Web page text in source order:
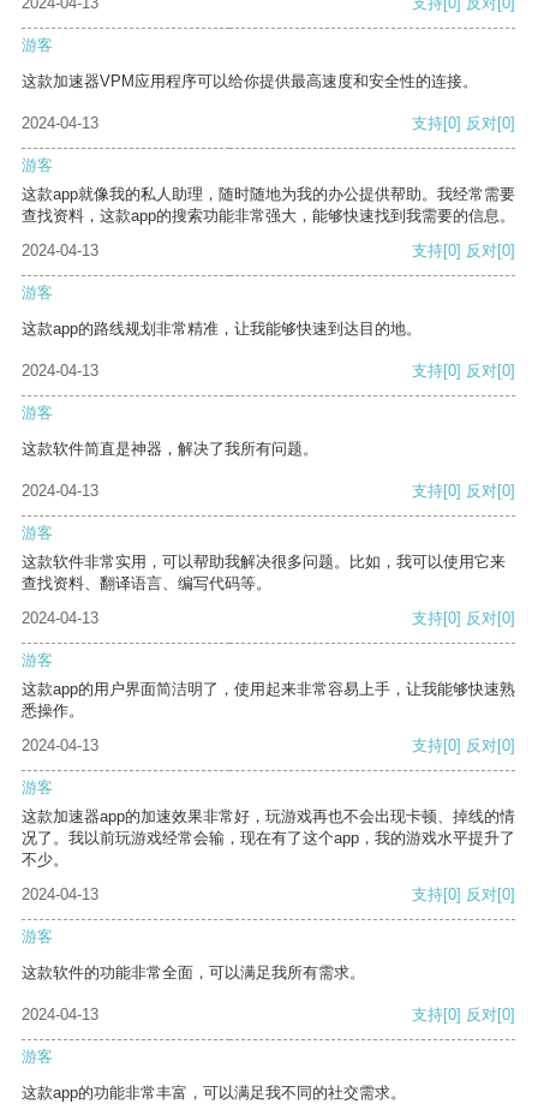
游客
这款加速器VPM应用程序可以给你提供最高速度和安全性的连接。
2024-04-13 支持[0] 反对[0]
游客
这款app就像我的私人助理，随时随地为我的办公提供帮助。我经常需要
查找资料，这款app的搜索功能非常强大，能够快速找到我需要的信息。
2024-04-13
支持[0] 反对[0]
游客
这款app的路线规划非常精准，让我能够快速到达目的地。
2024-04-13 支持[0] 反对[0]
游客
这款软件简直是神器，解决了我所有问题。
2024-04-13 支持[0] 反对[0]
游客
这款软件非常实用，可以帮助我解决很多问题。比如，我可以使用它来
查找资料、翻译语言、编写代码等。
2024-04-13
支持[0] 反对[0]
游客
这款app的用户界面简洁明了，使用起来非常容易上手，让我能够快速熟
悉操作。
2024-04-13
支持[0] 反对[0]
游客
这款加速器app的加速效果非常好，玩游戏再也不会出现卡顿、掉线的情
况了。我以前玩游戏经常会输，现在有了这个app，我的游戏水平提升了
不少。
2024-04-13
支持[0] 反对[0]
游客
这款软件的功能非常全面，可以满足我所有需求。
2024-04-13 支持[0] 反对[0]
游客
这款app的功能非常丰富，可以满足我不同的社交需求。